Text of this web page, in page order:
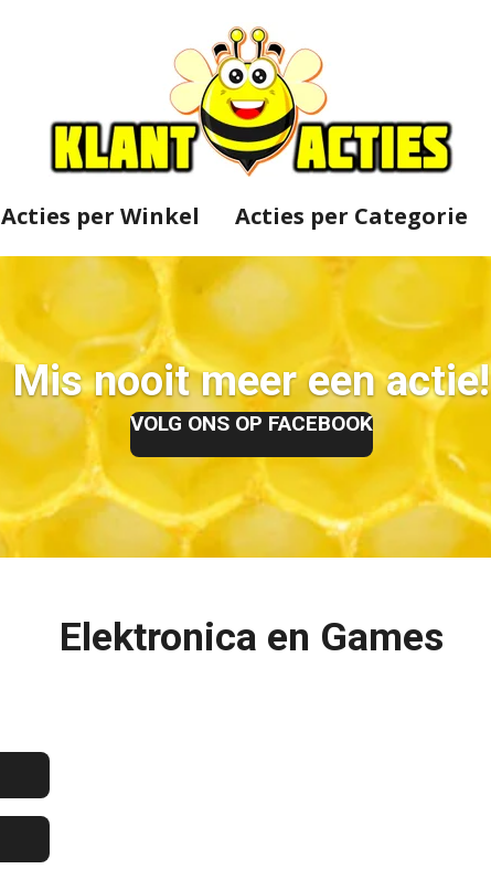
Acties per Winkel Acties per Categorie
Mis nooit meer een actie!
VOLG ONS OP FACEBOOK
Elektronica en Games